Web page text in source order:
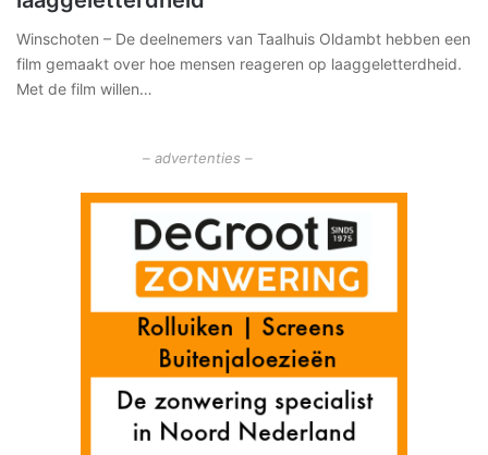
Winschoten – De deelnemers van Taalhuis Oldambt hebben een
film gemaakt over hoe mensen reageren op laaggeletterdheid.
Met de film willen…
– advertenties –